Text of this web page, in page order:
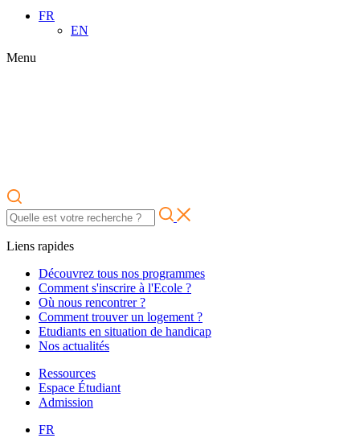
FR
EN
Menu
Liens rapides
Découvrez tous nos programmes
Comment s'inscrire à l'Ecole ?
Où nous rencontrer ?
Comment trouver un logement ?
Etudiants en situation de handicap
Nos actualités
Ressources
Espace Étudiant
Admission
FR